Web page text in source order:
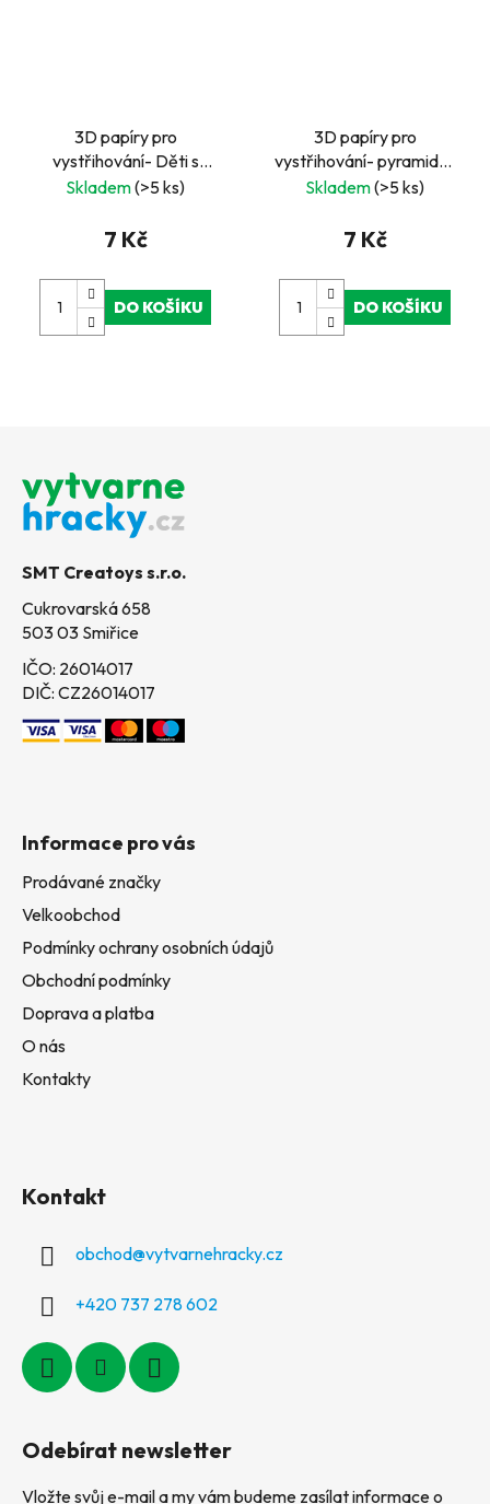
3D papíry pro
vystřihování- Děti s
medvídkem- pyramida
Skladem(>5 ks)
7 Kč
DO KOŠÍKU
3D papíry pro
vystřihování- pyramida-
čtvercové- zajíček a
Skladem(>5 ks)
7 Kč
DO KOŠÍKU
SMT Creatoys s.r.o.
Cukrovarská 658
503 03 Smiřice
IČO: 26014017
DIČ: CZ26014017
Informace pro vás
Prodávané značky
Velkoobchod
Podmínky ochrany osobních údajů
Obchodní podmínky
Doprava a platba
O nás
Kontakty
Kontakt
obchod@vytvarnehracky.cz
+420 737 278 602
Odebírat newsletter
Vložte svůj e-mail a my vám budeme zasílat informace o